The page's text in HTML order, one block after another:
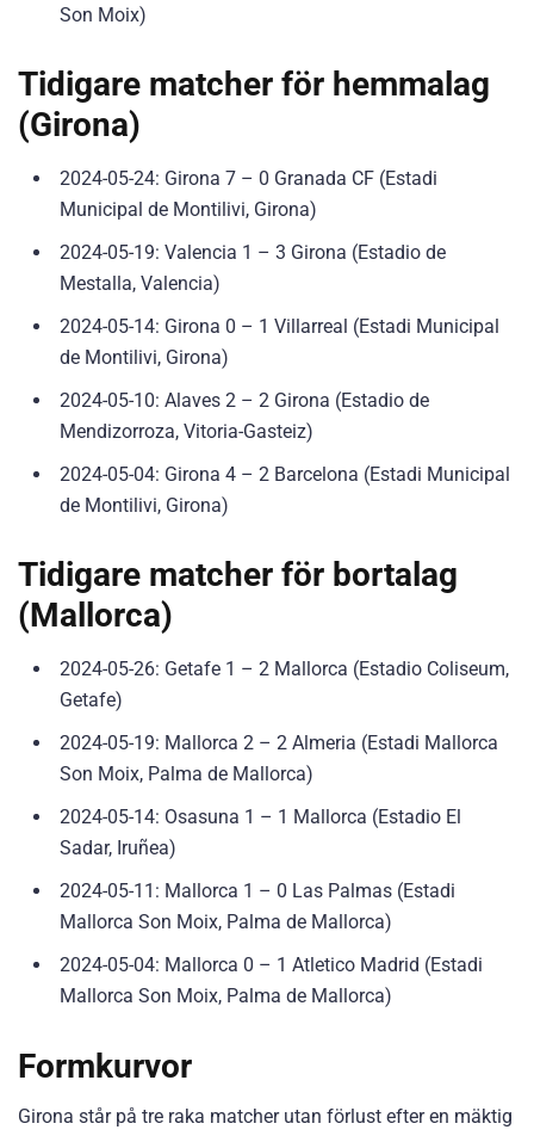
Son Moix)
Tidigare matcher för hemmalag
(Girona)
2024-05-24: Girona 7 – 0 Granada CF (Estadi
Municipal de Montilivi, Girona)
2024-05-19: Valencia 1 – 3 Girona (Estadio de
Mestalla, Valencia)
2024-05-14: Girona 0 – 1 Villarreal (Estadi Municipal
de Montilivi, Girona)
2024-05-10: Alaves 2 – 2 Girona (Estadio de
Mendizorroza, Vitoria-Gasteiz)
2024-05-04: Girona 4 – 2 Barcelona (Estadi Municipal
de Montilivi, Girona)
Tidigare matcher för bortalag
(Mallorca)
2024-05-26: Getafe 1 – 2 Mallorca (Estadio Coliseum,
Getafe)
2024-05-19: Mallorca 2 – 2 Almeria (Estadi Mallorca
Son Moix, Palma de Mallorca)
2024-05-14: Osasuna 1 – 1 Mallorca (Estadio El
Sadar, Iruñea)
2024-05-11: Mallorca 1 – 0 Las Palmas (Estadi
Mallorca Son Moix, Palma de Mallorca)
2024-05-04: Mallorca 0 – 1 Atletico Madrid (Estadi
Mallorca Son Moix, Palma de Mallorca)
Formkurvor
Girona står på tre raka matcher utan förlust efter en mäktig